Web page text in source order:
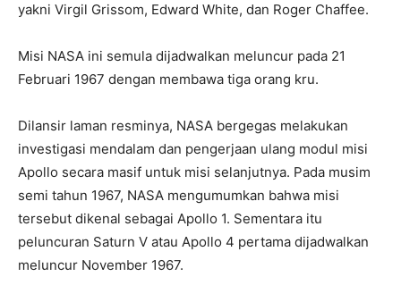
yakni Virgil Grissom, Edward White, dan Roger Chaffee.
Misi NASA ini semula dijadwalkan meluncur pada 21
Februari 1967 dengan membawa tiga orang kru.
Dilansir laman resminya, NASA bergegas melakukan
investigasi mendalam dan pengerjaan ulang modul misi
Apollo secara masif untuk misi selanjutnya. Pada musim
semi tahun 1967, NASA mengumumkan bahwa misi
tersebut dikenal sebagai Apollo 1. Sementara itu
peluncuran Saturn V atau Apollo 4 pertama dijadwalkan
meluncur November 1967.